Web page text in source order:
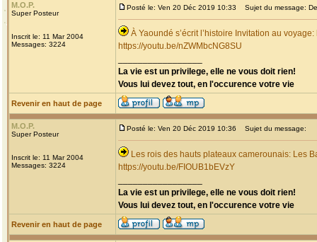
M.O.P.
Super Posteur
Inscrit le: 11 Mar 2004
Messages: 3224
Posté le: Ven 20 Déc 2019 10:33 Sujet du message:
À Yaoundé s’écrit l’histoire Invitation au
https://youtu.be/nZWMbcNG8SU
La vie est un privilege, elle ne vous doit rien!
Vous lui devez tout, en l'occurence votre vie
Revenir en haut de page
M.O.P.
Super Posteur
Inscrit le: 11 Mar 2004
Messages: 3224
Posté le: Ven 20 Déc 2019 10:36 Sujet du message:
Les rois des hauts plateaux camerounais: Les
https://youtu.be/FIOUB1bEVzY
La vie est un privilege, elle ne vous doit rien!
Vous lui devez tout, en l'occurence votre vie
Revenir en haut de page